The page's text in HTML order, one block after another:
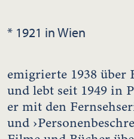
* 1921 in Wien
emigrierte 1938
und lebt seit 1949 in
er mit den
und